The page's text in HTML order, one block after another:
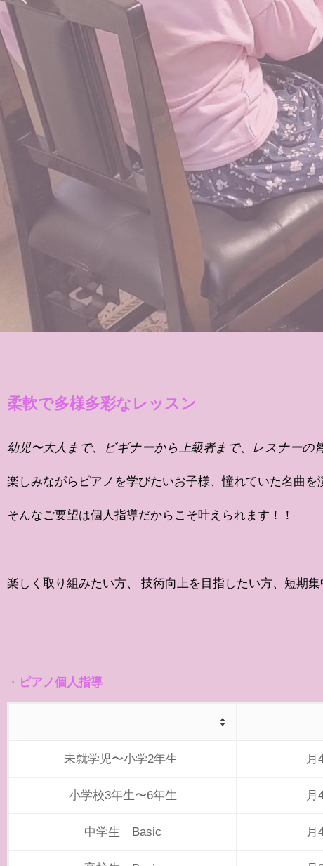
柔軟で多様多彩なレッスン
幼児〜大人まで、ビギナーから上級者まで、レスナーの
楽しみながらピアノを学びたいお子様、憧れていた名曲
そんなご要望は個人指導だからこそ叶えられます！！
楽しく取り組みたい方、 技術向上を目指したい方、短期集
・ ピアノ個人指導
未就学児〜小学2年生
小学校3年生〜6年生
中学生 Basic